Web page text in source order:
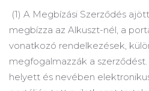
(1) A Megbízási Szerződés
megbízza az Alkuszt-nél, a
vonatkozó rendelkezések,
megfogalmazzák a
helyett és nevében